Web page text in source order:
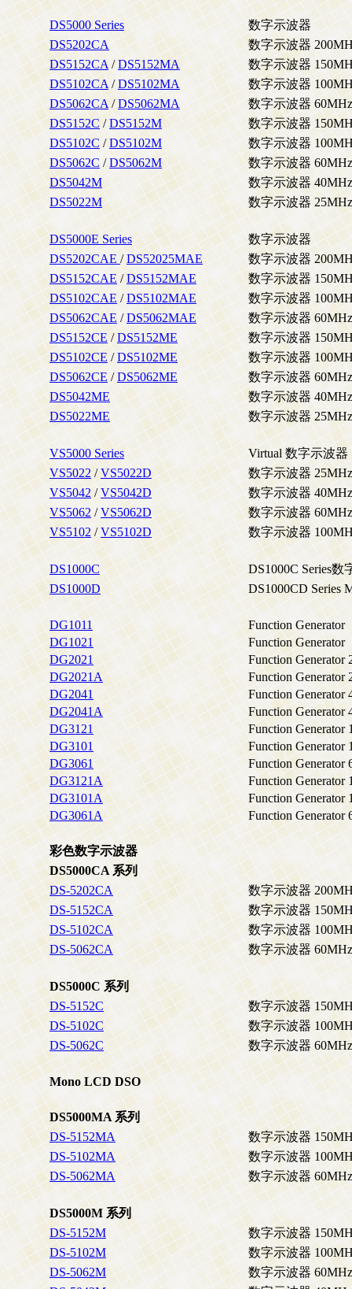
DS5000 Series
数字示波器
DS5202CA
数字示波器
DS5152CA /DS5152MA
数字示波器
DS5102CA /DS5102MA
数字示波器
DS5062CA /DS5062MA
数字示波器
DS5152C /DS5152M
数字示波器
DS5102C /DS5102M
数字示波器
DS5062C /DS5062M
数字示波器
DS5042M
数字示波器
DS5022M
数字示波器
DS5000E Series
数字示波器
DS5202CAE /DS52025MAE
数字示波器
DS5152CAE /DS5152MAE
数字示波器
DS5102CAE /DS5102MAE
数字示波器
DS5062CAE /DS5062MAE
数字示波器
DS5152CE /DS5152ME
数字示波器
DS5102CE /DS5102ME
数字示波器
DS5062CE /DS5062ME
数字示波器
DS5042ME
数字示波器
DS5022ME
数字示波器
VS5000 Series
Virtual 数字示波器
VS5022/VS5022D
数字示波器 25MHz
VS5042 /VS5042D
数字示波器 40MHz
VS5062 /VS5062D
数字示波器 60MHz
VS5102 /VS5102D 数字示波器
DS1000C
DS1000C Series数
DS1000D
DS1000CD Series
DG1011
Function Generator
DG1021
Function Generator
DG2021
Function Generator
DG2021A
Function Generator
DG2041
Function Generator
DG2041A
Function Generator
DG3121
Function Generator
DG3101
Function Generator
DG3061
Function Generator
DG3121A
Function Generator
DG3101A
Function Generator
DG3061A
Function Generator
彩色数字示波器
DS5000CA 系列
DS-5202CA
数字示波器
DS-5152CA
数字示波器
DS-5102CA
数字示波器
DS-5062CA
数字示波器 60MHz
DS5000C 系列
DS-5152C
数字示波器
DS-5102C
数字示波器
DS-5062C
数字示波器 60MHz
Mono LCD DSO
DS5000MA 系列
DS-5152MA
数字示波器
DS-5102MA
数字示波器
DS-5062MA
数字示波器 60MHz
DS5000M 系列
DS-5152M
数字示波器
DS-5102M
数字示波器
DS-5062M
数字示波器 60MHz